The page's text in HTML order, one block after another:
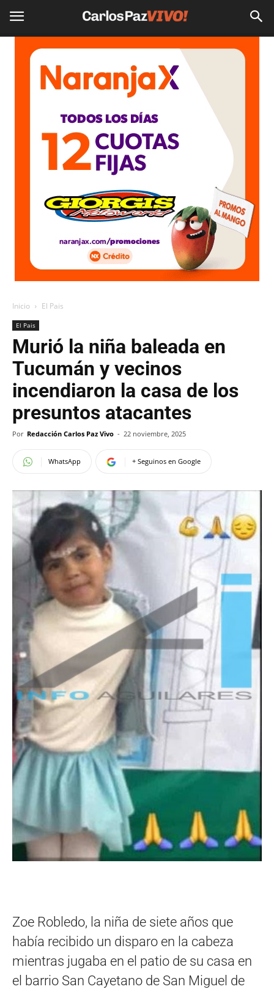
Inicio El Pais
El Pais
Murió la niña baleada en
Tucumán y vecinos
incendiaron la casa de los
presuntos atacantes
Por Redacción Carlos Paz Vivo - 22 noviembre, 2025
WhatsApp + Seguinos en Google
Zoe Robledo, la niña de siete años que
había recibido un disparo en la cabeza
mientras jugaba en el patio de su casa en
el barrio San Cayetano de San Miguel de